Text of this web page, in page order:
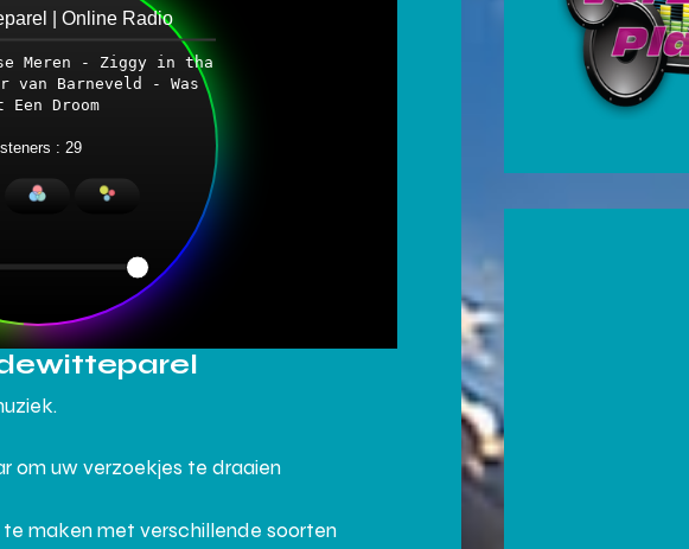
om uw verzoekjes te draaien
maken met verschillende soorten